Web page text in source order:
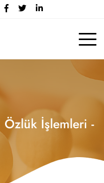
Özlük İşlemleri -